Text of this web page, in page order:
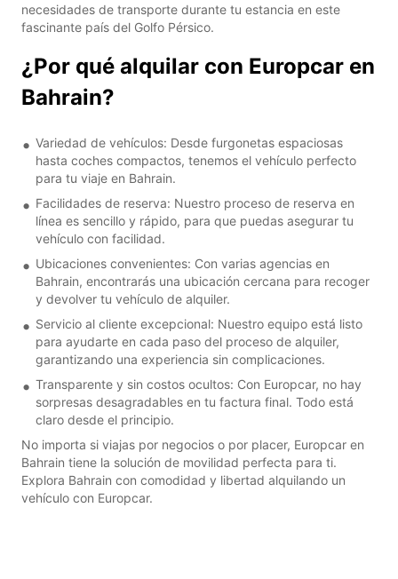
necesidades de transporte durante tu estancia en este
fascinante país del Golfo Pérsico.
¿Por qué alquilar con Europcar en
Bahrain?
Variedad de vehículos: Desde furgonetas espaciosas
hasta coches compactos, tenemos el vehículo perfecto
para tu viaje en Bahrain.
Facilidades de reserva: Nuestro proceso de reserva en
línea es sencillo y rápido, para que puedas asegurar tu
vehículo con facilidad.
Ubicaciones convenientes: Con varias agencias en
Bahrain, encontrarás una ubicación cercana para recoger
y devolver tu vehículo de alquiler.
Servicio al cliente excepcional: Nuestro equipo está listo
para ayudarte en cada paso del proceso de alquiler,
garantizando una experiencia sin complicaciones.
Transparente y sin costos ocultos: Con Europcar, no hay
sorpresas desagradables en tu factura final. Todo está
claro desde el principio.
No importa si viajas por negocios o por placer, Europcar en
Bahrain tiene la solución de movilidad perfecta para ti.
Explora Bahrain con comodidad y libertad alquilando un
vehículo con Europcar.